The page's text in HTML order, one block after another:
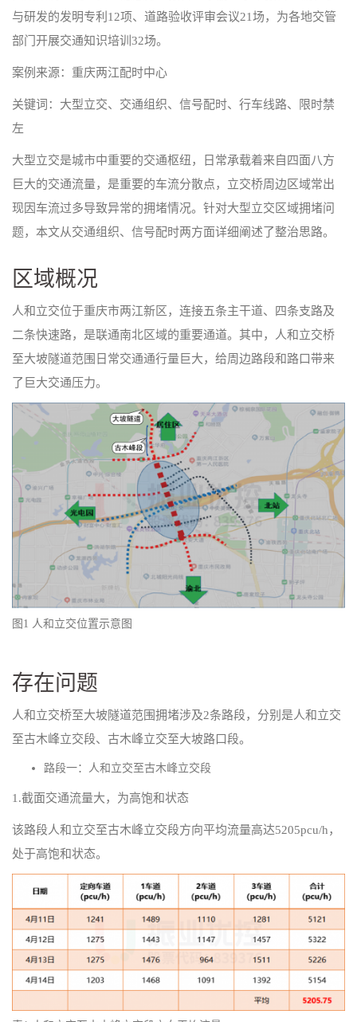
与研发的发明专利12项、道路验收评审会议21场，为各地交管
部门开展交通知识培训32场。
案例来源：重庆两江配时中心
关键词：大型立交、交通组织、信号配时、行车线路、限时禁
左
大型立交是城市中重要的交通枢纽，日常承载着来自四面八方
巨大的交通流量，是重要的车流分散点，立交桥周边区域常出
现因车流过多导致异常的拥堵情况。针对大型立交区域拥堵问
题，本文从交通组织、信号配时两方面详细阐述了整治思路。
区域概况
人和立交位于重庆市两江新区，连接五条主干道、四条支路及
二条快速路，是联通南北区域的重要通道。其中，人和立交桥
至大坡隧道范围日常交通通行量巨大，给周边路段和路口带来
了巨大交通压力。
图1 人和立交位置示意图
存在问题
人和立交桥至大坡隧道范围拥堵涉及2条路段，分别是人和立交
至古木峰立交段、古木峰立交至大坡路口段。
路段一：人和立交至古木峰立交段
1.截面交通流量大，为高饱和状态
该路段人和立交至古木峰立交段方向平均流量高达5205pcu/h，
处于高饱和状态。